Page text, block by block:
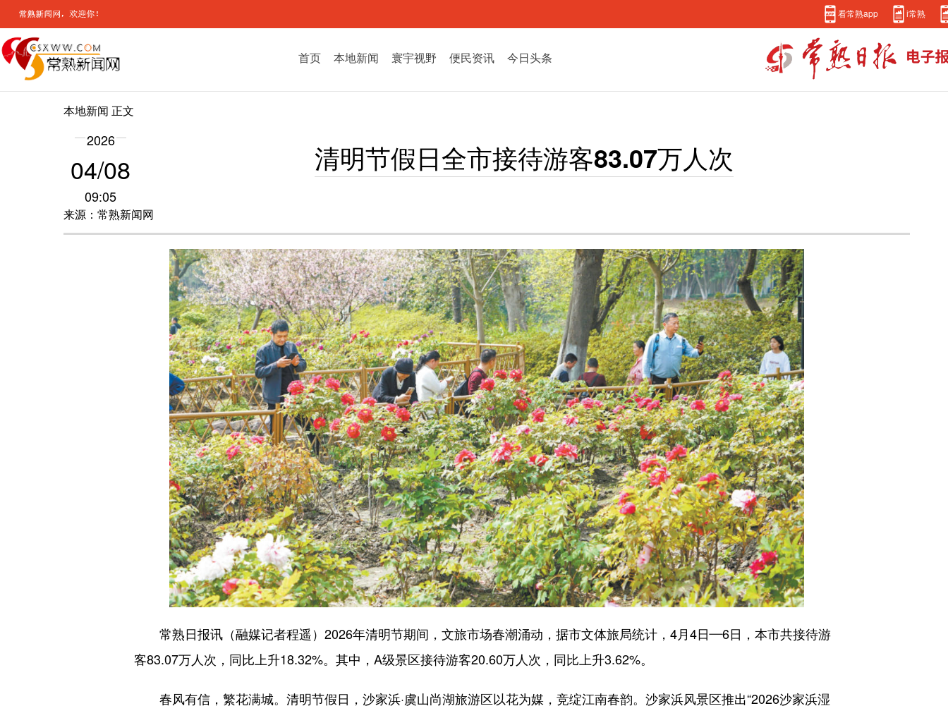
看常熟app i常熟
首页 本地新闻 寰宇视野 便民资讯 今日头条
本地新闻 正文
2026
04/08
09:05
来源：常熟新闻网
清明节假日全市接待游客83.07万人次
常熟日报讯（融媒记者程遥）2026年清明节期间，文旅市场春潮涌动，据市文体旅局统计，4月4日—6日，本市共接待游
客83.07万人次，同比上升18.32%。其中，A级景区接待游客20.60万人次，同比上升3.62%。
春风有信，繁花满城。清明节假日，沙家浜·虞山尚湖旅游区以花为媒，竞绽江南春韵。沙家浜风景区推出“2026沙家浜湿